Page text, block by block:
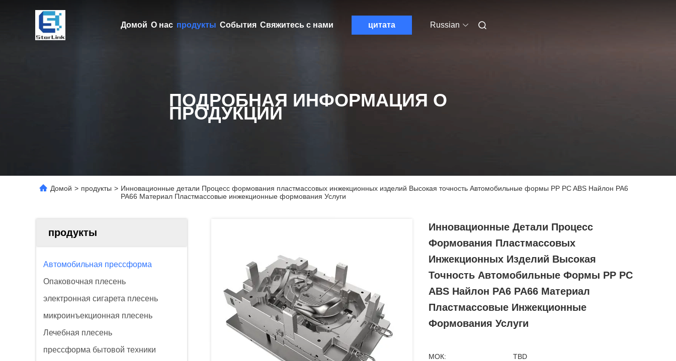
Домой О нас продукты События Свяжитесь с нами цитата Russian
ПОДРОБНАЯ ИНФОРМАЦИЯ О
ПРОДУКЦИИ
Домой > продукты > Инновационные детали Процесс формования пластмассовых инжекционных изделий Высокая точность Автомобильные формы PP PC ABS Найлон PA6
PA66 Материал Пластмассовые инжекционные формования Услуги
продукты
Автомобильная прессформа
Опаковочная плесень
электронная сигарета плесень
микроинъекционная плесень
Лечебная плесень
прессформа бытовой техники
Инновационные Детали Процесс
Формования Пластмассовых
Инжекционных Изделий Высокая
Точность Автомобильные Формы PP PC
ABS Найлон PA6 PA66 Материал
Пластмассовые Инжекционные
Формования Услуги
МОК: TBD